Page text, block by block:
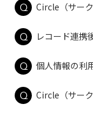
Circle（サー
レコード連携
個人情報の利
Circle（サー